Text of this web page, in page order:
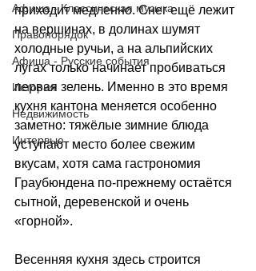
Афиша - Классическая музыка
Правопорядок
Афиша - Русские события
История
Недвижимость
Интервью
приходит медленно. Снег ещё лежит
на вершинах, в долинах шумят
холодные ручьи, а на альпийских
лугах только начинает пробиваться
первая зелень. Именно в это время
кухня кантона меняется особенно
заметно: тяжёлые зимние блюда
уступают место более свежим
вкусам, хотя сама гастрономия
Граубюндена по-прежнему остаётся
сытной, деревенской и очень
«горной».
Весенняя кухня здесь строится